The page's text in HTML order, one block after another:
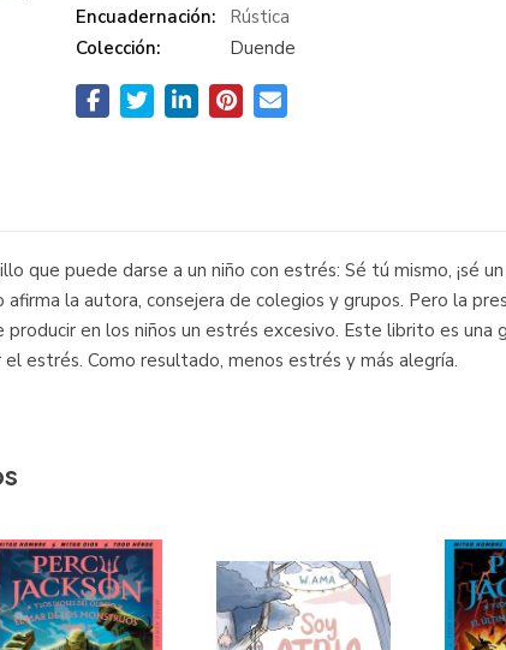
Encuadernación:
Rústica
Colección:
Duende
que puede darse a un niño con estrés: Sé tú mismo, ¡sé
la autora, consejera de colegios y grupos. Pero la
en los niños un estrés excesivo. Este librito es
estrés. Como resultado, menos estrés y más alegría.